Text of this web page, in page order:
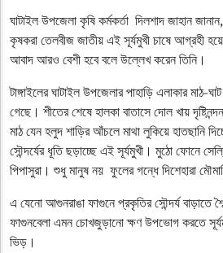
ঘাটাইল উপজেলা কৃষি কর্মকর্তা দিলশাদ জাহান
কৃষকরা তেলবীজ জাতীয় এই সূর্যমুখী চাষে আগ্রহী
আবাদ আরও বেশী হবে বলে উল্লেখ করেন তিনি।
টাঙ্গাইলের ঘাটাইল উপজেলার পাহাড়ি এলাকার মাঠ-
গেছে। শীতের শেষে হালকা বাতাসে দোল খায়
মাঠ যেন হলুদ শাড়ির আঁচলে মাথা লুকিয়ে হাতছানি
সৌন্দর্যের ধূতি ছড়াচ্ছে এই সূর্যমুখী। মুঠো ফোনে
পিপাসুরা। শুধু মানুষ নয় ফুলের গন্ধে দিশেহারা
এ যেনো আগুনরাঙা ফাগুনে প্রকৃতির সৌন্দর্য বাড়াতে
ফাগুনবেলা এমন চোখজুড়ানো ক্ষণ উপভোগ করতে
ভিড়।